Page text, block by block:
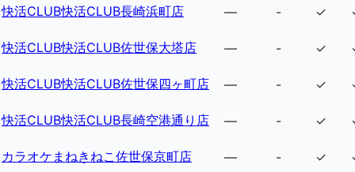
快活CLUB快活CLUB長崎浜町店 — - ✓
快活CLUB快活CLUB佐世保大塔店 — - ✓
快活CLUB快活CLUB佐世保四ヶ町店 — - ✓
快活CLUB快活CLUB長崎空港通り店 — - ✓
カラオケまねきねこ佐世保京町店 — - ✓